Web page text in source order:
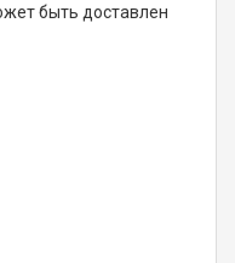
быть доставлен